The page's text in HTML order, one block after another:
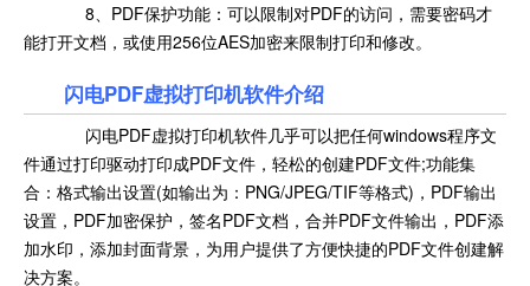
8、PDF保护功能：可以限制对PDF的访问，需要密码才
能打开文档，或使用256位AES加密来限制打印和修改。
闪电PDF虚拟打印机软件介绍
闪电PDF虚拟打印机软件几乎可以把任何windows程序文
件通过打印驱动打印成PDF文件，轻松的创建PDF文件;功能集
合：格式输出设置(如输出为：PNG/JPEG/TIF等格式)，PDF输出
设置，PDF加密保护，签名PDF文档，合并PDF文件输出，PDF添
加水印，添加封面背景，为用户提供了方便快捷的PDF文件创建解
决方案。